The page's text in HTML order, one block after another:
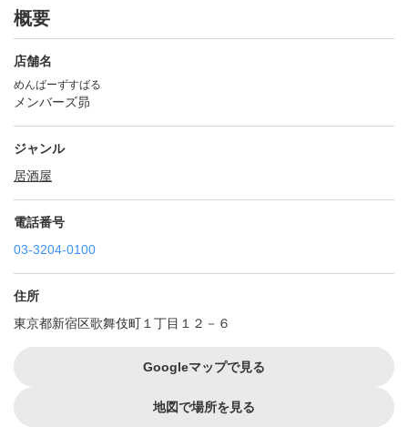
概要
店舗名
めんばーずすばる
メンバーズ昴
ジャンル
居酒屋
電話番号
03-3204-0100
住所
東京都新宿区歌舞伎町１丁目１２－６
Googleマップで見る
地図で場所を見る